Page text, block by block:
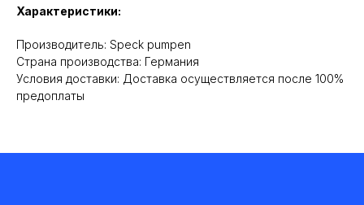
Характеристики:
Производитель: Speck pumpen
Cтрана производства: Германия
Условия доставки: Доставка осуществляется после 100%
предоплаты